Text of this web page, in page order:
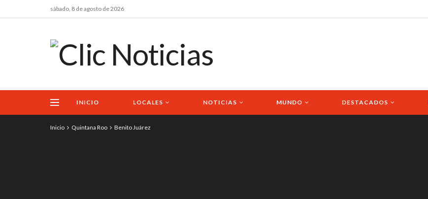
sábado, 8 de agosto de 2026
INICIO LOCALES NOTICIAS MUNDO DESTACADOS
Inicio Quintana Roo Benito Juárez